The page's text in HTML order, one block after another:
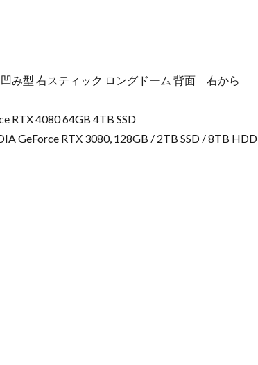
み型 右スティック ロングドーム 背面 右から
RTX 4080 64GB 4TB SSD
GeForce RTX 3080, 128GB / 2TB SSD / 8TB HDD